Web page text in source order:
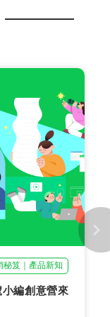
秘笈｜產品新知
編創意營來